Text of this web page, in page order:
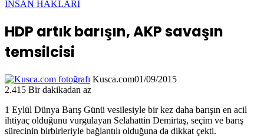
İNSAN HAKLARI
HDP artık barışın, AKP savaşın
temsilcisi
Kusca.com01/09/2015
2.415 Bir dakikadan az
1 Eylül Dünya Barış Günü vesilesiyle bir kez daha barışın en acil
ihtiyaç olduğunu vurgulayan Selahattin Demirtaş, seçim ve barış
sürecinin birbirleriyle bağlantılı olduğuna da dikkat çekti.